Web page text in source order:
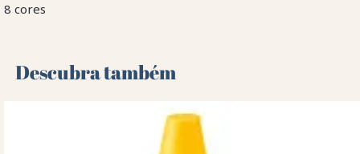
8 cores
Descubra também 🌻